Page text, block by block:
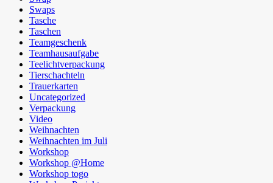
Swaps
Tasche
Taschen
Teamgeschenk
Teamhausaufgabe
Teelichtverpackung
Tierschachteln
Trauerkarten
Uncategorized
Verpackung
Video
Weihnachten
Weihnachten im Juli
Workshop
Workshop @Home
Workshop togo